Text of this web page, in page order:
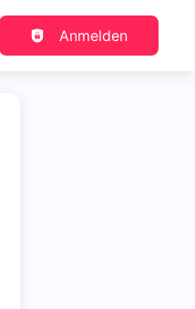
Anmelden